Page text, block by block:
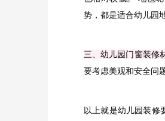
势，都是适合幼儿园
三、幼儿园门窗装修
要考虑美观和安全问
以上就是幼儿园装修